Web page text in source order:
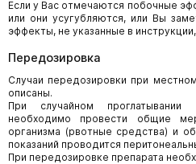
Если у Вас отмечаются побочные
или они усугубляются, или Вы
эффекты, не указанные в
Передозировка
Случаи передозировки при
описаны.
При случайном проглатывании
необходимо провести общие
организма (рвотные средства) и
показаний проводится
При передозировке препарата